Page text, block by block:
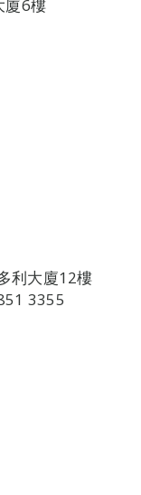
廈6樓
利大廈12樓
3355